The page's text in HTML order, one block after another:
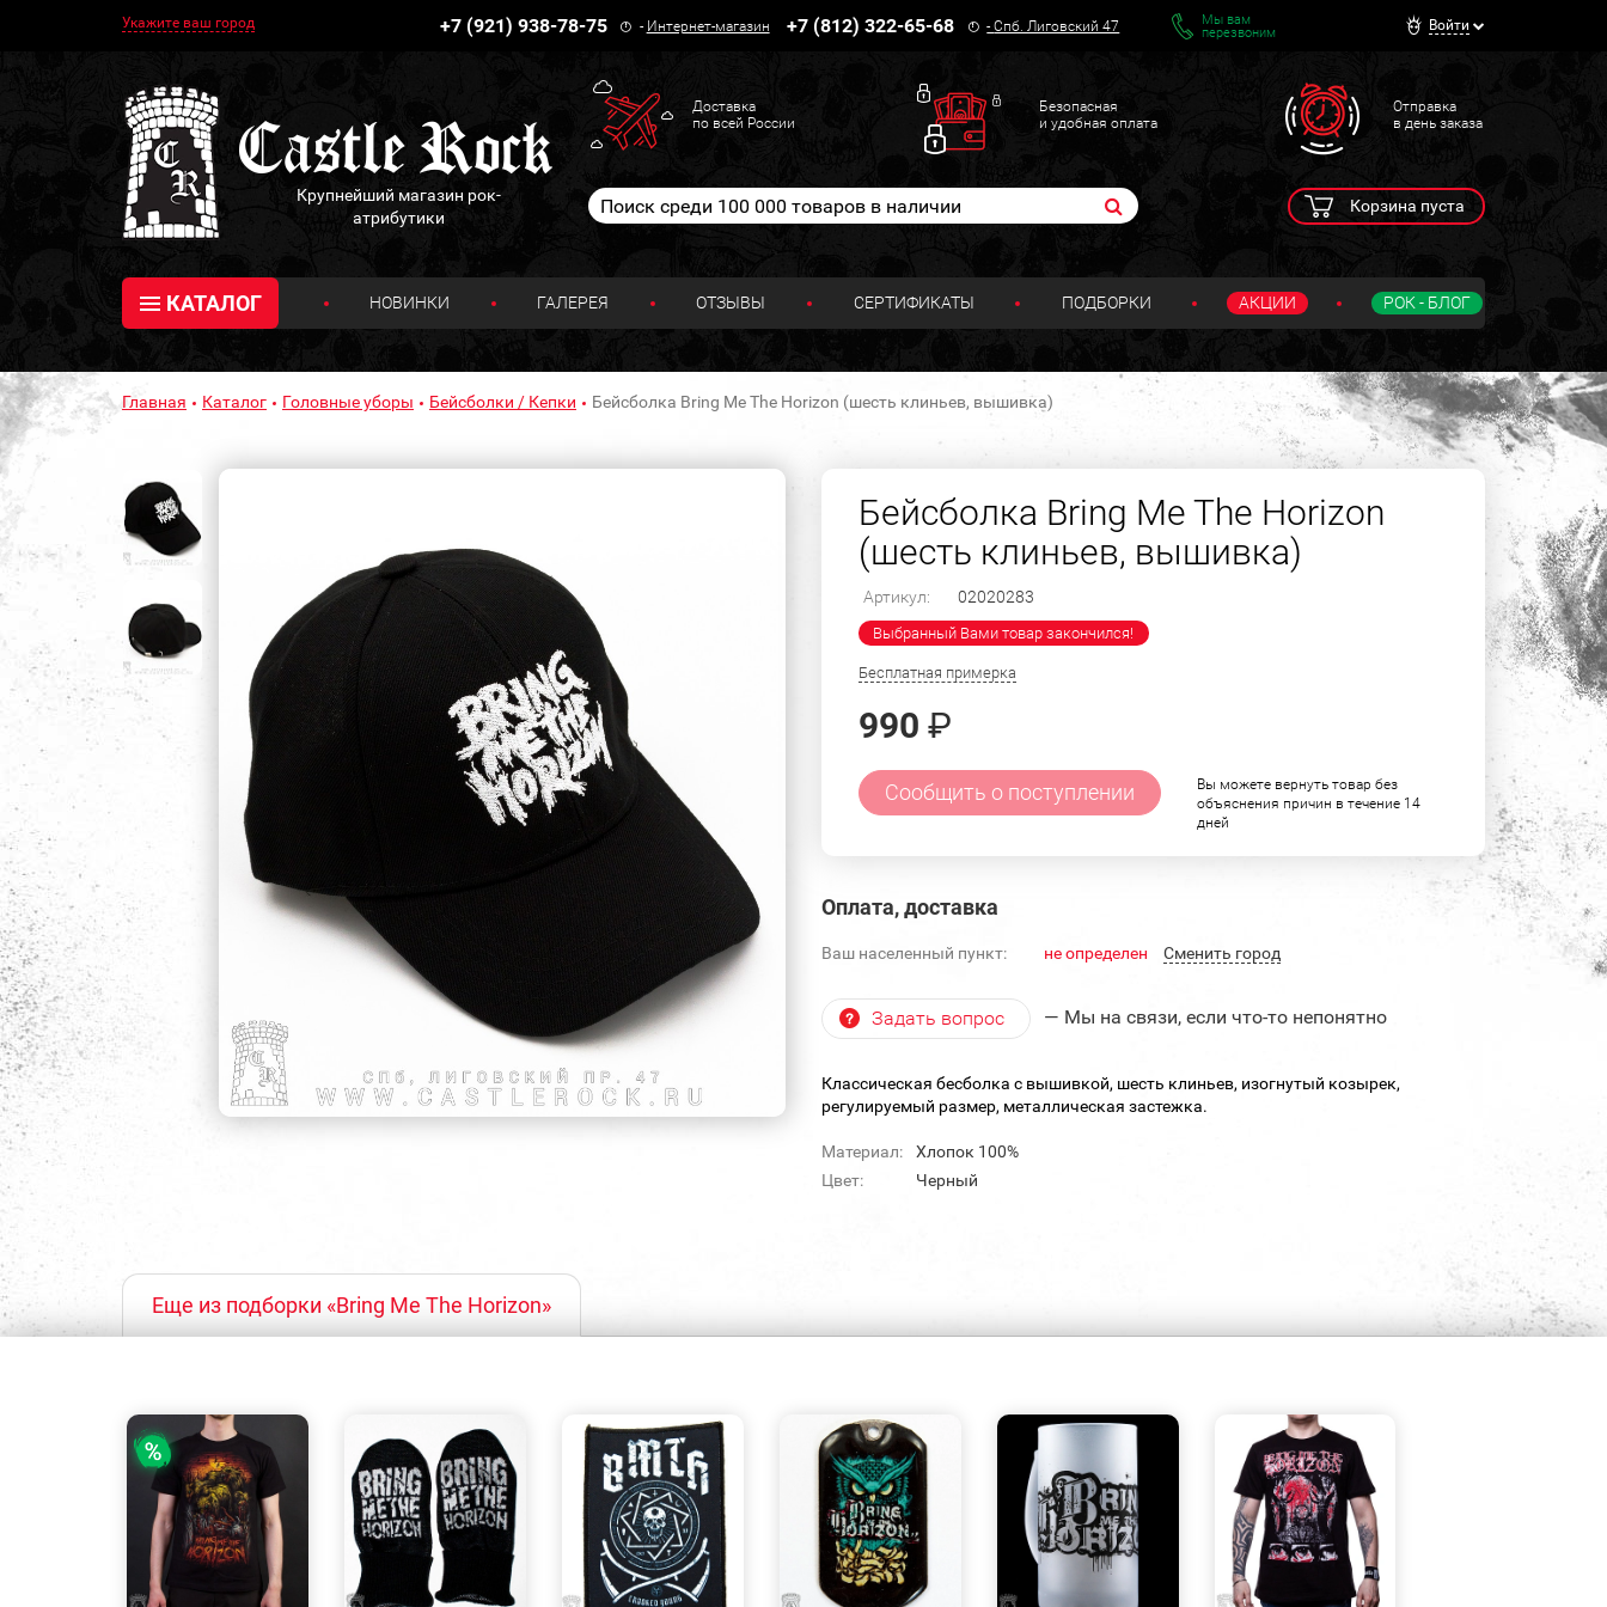
Укажите ваш город +7 (921) 938-78-75 - Интернет-магазин +7 (812) 322-65-68 -Спб. Лиговский 47
Мы вам
перезвоним
Войти
Крупнейший магазин рок-
атрибутики
Доставка
по всей России
Безопасная
и удобная оплата
Отправка
в день заказа
Корзина пуста
КАТАЛОГ НОВИНКИ ГАЛЕРЕЯ ОТЗЫВЫ СЕРТИФИКАТЫ ПОДБОРКИ АКЦИИ РОК - БЛОГ
Главная Каталог Головные уборы Бейсболки / Кепки Бейсболка Bring Me The Horizon (шесть клиньев, вышивка)
Бейсболка Bring Me The Horizon
(шесть клиньев, вышивка)
Артикул: 02020283
Выбранный Вами товар закончился!
Бесплатная примерка
990 ₽
Сообщить о поступлении
Вы можете вернуть товар без
объяснения причин в течение 14
дней
Оплата, доставка
Ваш населенный пункт: не определен Cменить город
Задать вопрос — Мы на связи, если что-то непонятно
Классическая бесболка с вышивкой, шесть клиньев, изогнутый козырек,
регулируемый размер, металлическая застежка.
Материал:
Хлопок 100%
Цвет:
Черный
Еще из подборки «Bring Me The Horizon»